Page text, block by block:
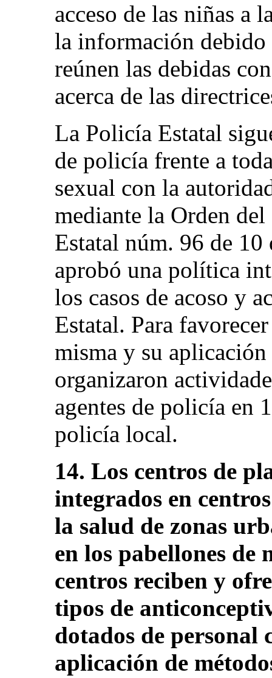
acceso de las niñas a
la información
reúnen las debidas
acerca de las
La Policía Estatal
de policía frente a
sexual con la
mediante la Orden
Estatal núm. 96 de 10
aprobó una política
los casos de acoso y
Estatal. Para
misma y su
organizaron
agentes de policía en
policía local.
14. Los centros de
integrados en
la salud de zonas
en los pabellones de
centros reciben y
tipos de
dotados de personal
aplicación de